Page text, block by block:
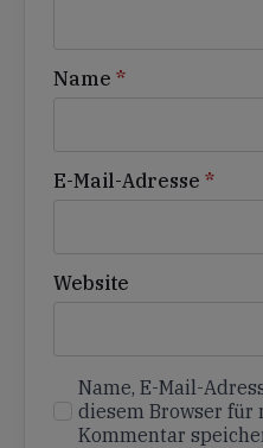
Name *
E-Mail-Adresse *
Website
Name, E-Mail-
diesem Browser für
Kommentar